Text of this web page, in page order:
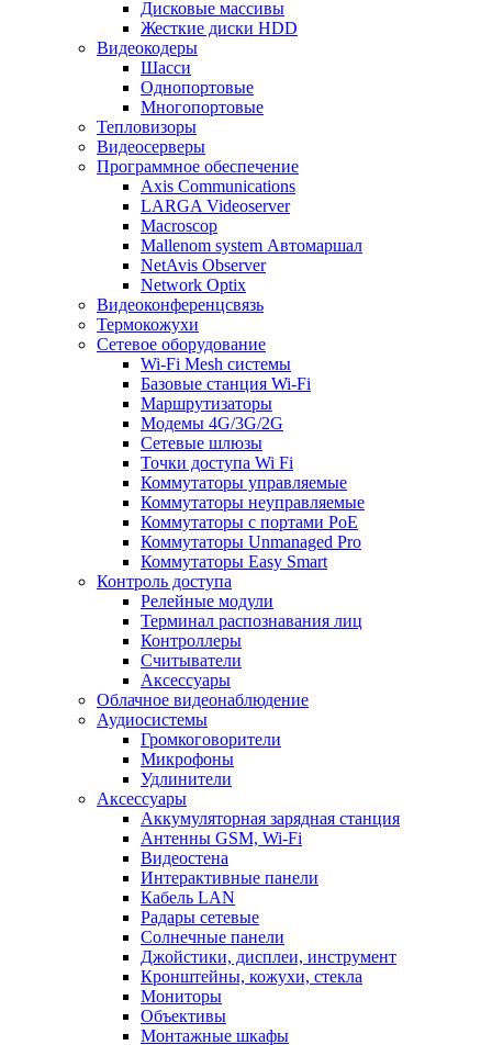
Дисковые массивы
Жесткие диски HDD
Видеокодеры
Шасси
Однопортовые
Многопортовые
Тепловизоры
Видеосерверы
Программное обеспечение
Axis Communications
LARGA Videoserver
Macroscop
Mallenom system Автомаршал
NetAvis Observer
Network Optix
Видеоконференцсвязь
Термокожухи
Сетевое оборудование
Wi-Fi Mesh системы
Базовые станция Wi-Fi
Маршрутизаторы
Модемы 4G/3G/2G
Сетевые шлюзы
Точки доступа Wi Fi
Коммутаторы управляемые
Коммутаторы неуправляемые
Коммутаторы с портами PoE
Коммутаторы Unmanaged Pro
Коммутаторы Easy Smart
Контроль доступа
Релейные модули
Терминал распознавания лиц
Контроллеры
Считыватели
Аксессуары
Облачное видеонаблюдение
Аудиосистемы
Громкоговорители
Микрофоны
Удлинители
Аксессуары
Аккумуляторная зарядная станция
Антенны GSM, Wi-Fi
Видеостена
Интерактивные панели
Кабель LAN
Радары сетевые
Солнечные панели
Джойстики, дисплеи, инструмент
Кронштейны, кожухи, стекла
Мониторы
Объективы
Монтажные шкафы